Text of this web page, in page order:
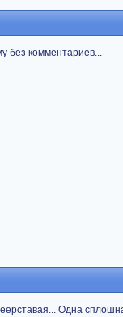
без комментариев...
Одна